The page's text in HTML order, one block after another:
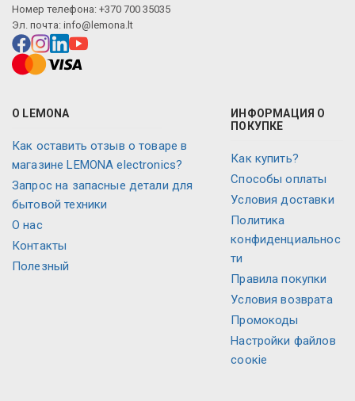
Номер телефона: +370 700 35035
Эл. почта: info@lemona.lt
О LEMONA
Как оставить отзыв о товаре в
магазине LEMONA electronics?
Запрос на запасные детали для
бытовой техники
O нас
Контакты
Полезный
ИНФОРМАЦИЯ О
ПОКУПКЕ
Как купить?
Способы оплаты
Условия доставки
Политика
конфиденциальнос
ти
Правила покупки
Условия возврата
Промокоды
Настройки файлов
соокіе